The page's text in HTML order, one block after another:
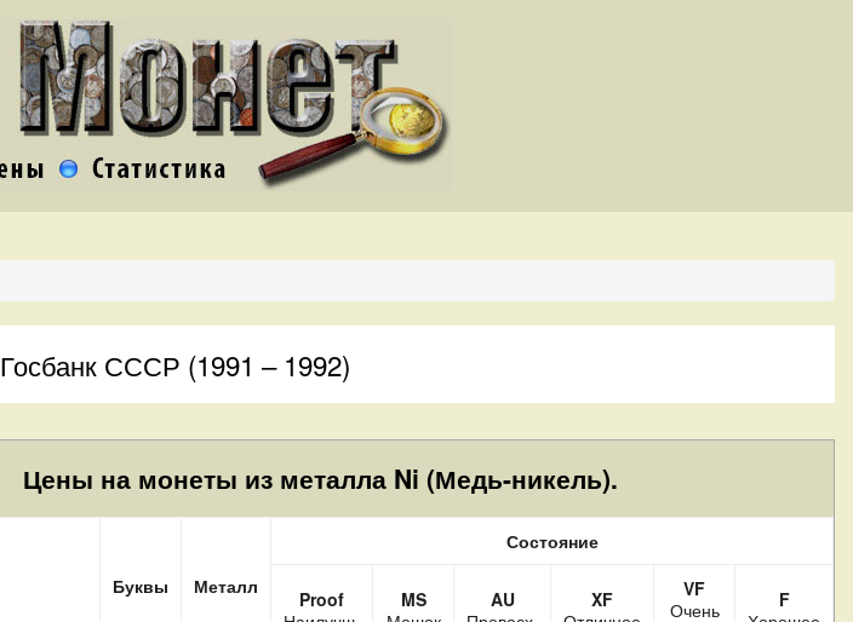
Госбанк СССР (1991 – 1992)
Цены на монеты из металла Ni (Медь-никель).
Буквы Металл
Состояние
Proof
MS
AU
XF
VF
Очень
F